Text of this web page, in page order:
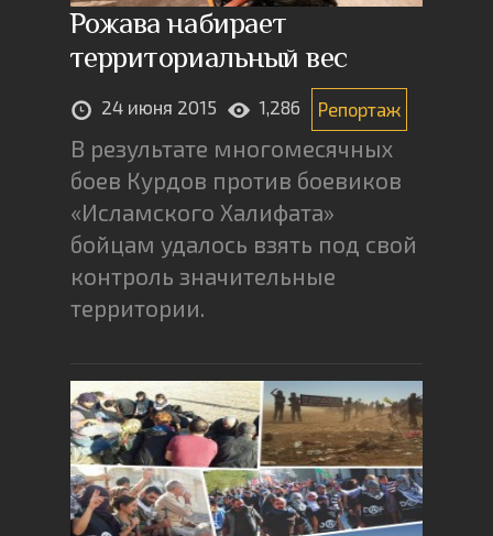
Рожава набирает
территориальный вес
24 июня 2015 1,286 Репортаж
В результате многомесячных
боев Курдов против боевиков
«Исламского Халифата»
бойцам удалось взять под свой
контроль значительные
территории.